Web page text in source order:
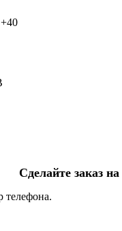
Сделайте заказ
телефона.